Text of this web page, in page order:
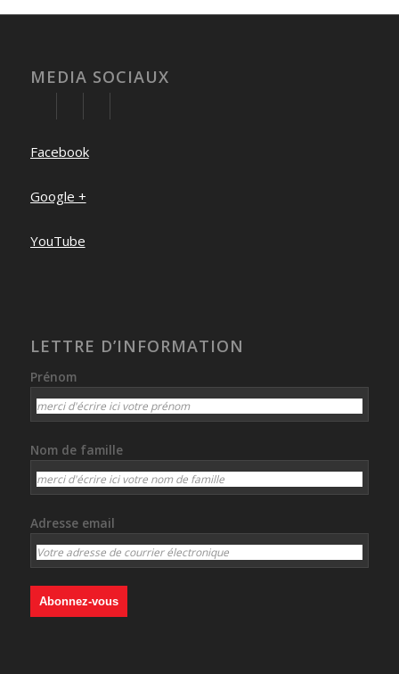
MEDIA SOCIAUX
Facebook
Google +
YouTube
LETTRE D’INFORMATION
Prénom
Nom de famille
Adresse email